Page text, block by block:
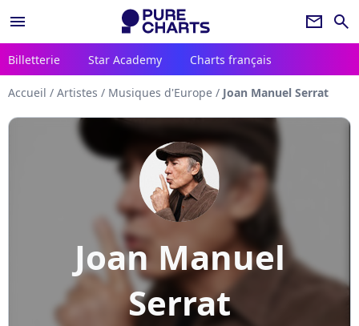
menu newsletter search
Billetterie Star Academy Charts français
Accueil / Artistes / Musiques d'Europe / Joan Manuel Serrat
Joan Manuel
Serrat